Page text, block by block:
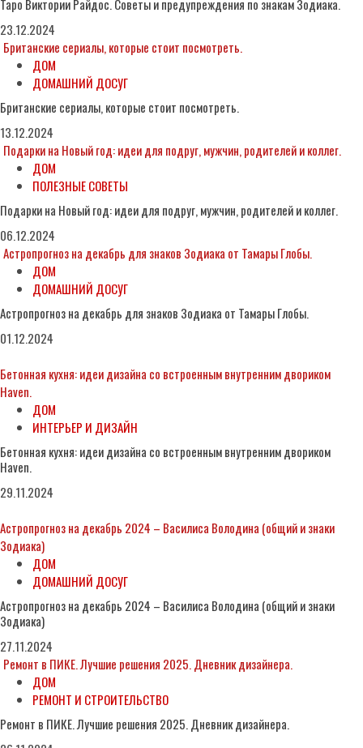
Таро Виктории Райдос. Советы и предупреждения по знакам Зодиака.
23.12.2024
Британские сериалы, которые стоит посмотреть.
ДОМ
ДОМАШНИЙ ДОСУГ
Британские сериалы, которые стоит посмотреть.
13.12.2024
Подарки на Новый год: идеи для подруг, мужчин, родителей и коллег.
ДОМ
ПОЛЕЗНЫЕ СОВЕТЫ
Подарки на Новый год: идеи для подруг, мужчин, родителей и коллег.
06.12.2024
Астропрогноз на декабрь для знаков Зодиака от Тамары Глобы.
ДОМ
ДОМАШНИЙ ДОСУГ
Астропрогноз на декабрь для знаков Зодиака от Тамары Глобы.
01.12.2024
Бетонная кухня: идеи дизайна со встроенным внутренним двориком
Haven.
ДОМ
ИНТЕРЬЕР И ДИЗАЙН
Бетонная кухня: идеи дизайна со встроенным внутренним двориком
Haven.
29.11.2024
Астропрогноз на декабрь 2024 – Василиса Володина (общий и знаки
Зодиака)
ДОМ
ДОМАШНИЙ ДОСУГ
Астропрогноз на декабрь 2024 – Василиса Володина (общий и знаки
Зодиака)
27.11.2024
Ремонт в ПИКЕ. Лучшие решения 2025. Дневник дизайнера.
ДОМ
РЕМОНТ И СТРОИТЕЛЬСТВО
Ремонт в ПИКЕ. Лучшие решения 2025. Дневник дизайнера.